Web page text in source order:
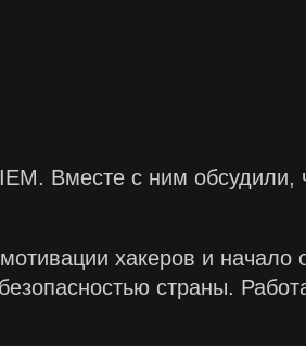
Вместе с ним обсудили,
хакеров и начало
страны.